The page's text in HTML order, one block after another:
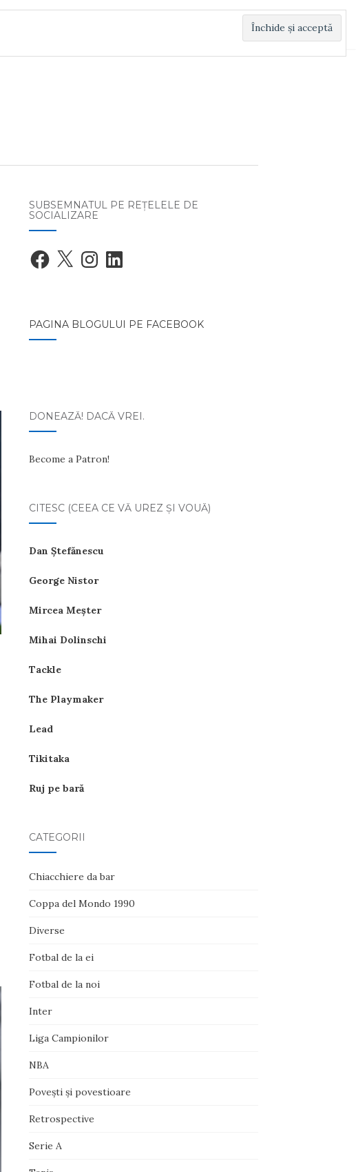
SUBSEMNATUL PE REŢELELE DE
SOCIALIZARE
Facebook
X Instagram
LinkedIn
PAGINA BLOGULUI PE FACEBOOK
DONEAZĂ! DACĂ VREI.
Become a Patron!
CITESC (CEEA CE VĂ UREZ ŞI VOUĂ)
Dan Ştefănescu
George Nistor
Mircea Meşter
Mihai Dolinschi
Tackle
The Playmaker
Lead
Tikitaka
Ruj pe bară
CATEGORII
Chiacchiere da bar
Coppa del Mondo 1990
Diverse
Fotbal de la ei
Fotbal de la noi
Inter
Liga Campionilor
NBA
Poveşti şi povestioare
Retrospective
Serie A